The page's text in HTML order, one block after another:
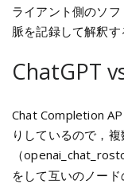
ライアント側のソ
脈を記録して解釈す
ChatGPT
Chat Completion
りしているので，
（
をして互いのノー